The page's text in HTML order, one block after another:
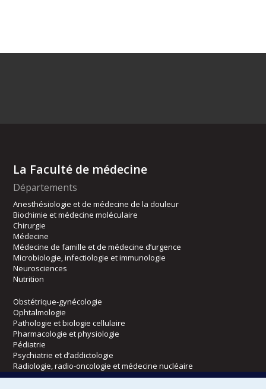
La Faculté de médecine
Départements
Anesthésiologie et de médecine de la douleur
Biochimie et médecine moléculaire
Chirurgie
Médecine
Médecine de famille et de médecine d’urgence
Microbiologie, infectiologie et immunologie
Neurosciences
Nutrition
Obstétrique-gynécologie
Ophtalmologie
Pathologie et biologie cellulaire
Pharmacologie et physiologie
Pédiatrie
Psychiatrie et d’addictologie
Radiologie, radio-oncologie et médecine nucléaire